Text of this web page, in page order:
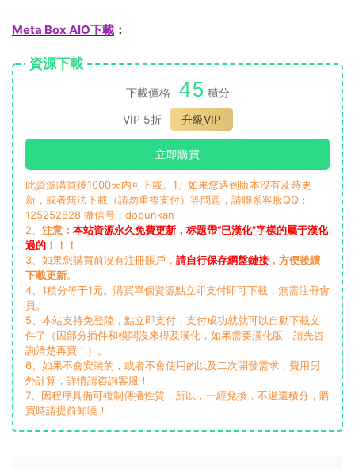
Meta Box AIO下載 ：
資源下載
下載價格 45 積分
VIP 5折
升級VIP
立即購買
此資源購買後1000天内可下載。1、如果您遇到版本沒有及時更
新，或者無法下載（請勿重複支付）等問題，請聯系客服QQ：
125252828 微信号：dobunkan
2、 注意： 本站資源永久免費更新，标題帶“已漢化”字樣的屬于漢化
過的 ！！！
3、如果您購買前沒有注冊賬戶， 請自行保存網盤鏈接 ，方便後續
下載更新。
4、1積分等于1元。購買單個資源點立即支付即可下載，無需注冊會
員。
5、本站支持免登陸，點立即支付，支付成功就就可以自動下載文
件了（因部分插件和模闆沒來得及漢化，如果需要漢化版，請先咨
詢清楚再買！）。
6、如果不會安裝的，或者不會使用的以及二次開發需求，費用另
外計算，詳情請咨詢客服！
7、因程序具備可複制傳播性質，所以，一經兌換，不退還積分，購
買時請提前知曉！